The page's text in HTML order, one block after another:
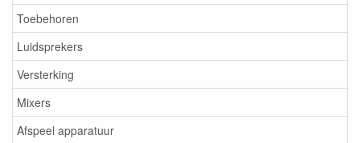
Toebehoren
Luidsprekers
Versterking
Mixers
Afspeel apparatuur